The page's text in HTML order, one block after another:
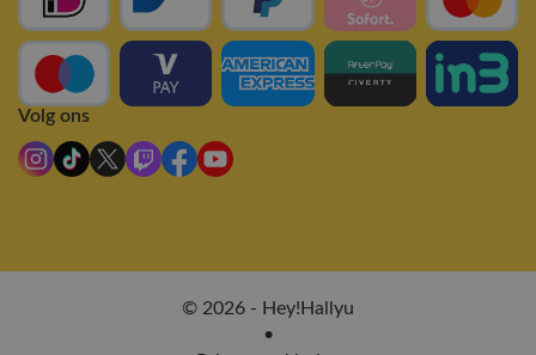
Volg ons
© 2026 - Hey!Hallyu
•